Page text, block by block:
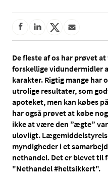
De fleste af os har prøvet
forskellige vidundermidler
karakter. Rigtig mange har
utrolige resultater, som
apoteket, men kan købes
har også prøvet at købe
ikke at være den ”ægte”
ulovligt.
myndigheder i et
nethandel. Det er blevet til
"Nethandel #heltsikkert".